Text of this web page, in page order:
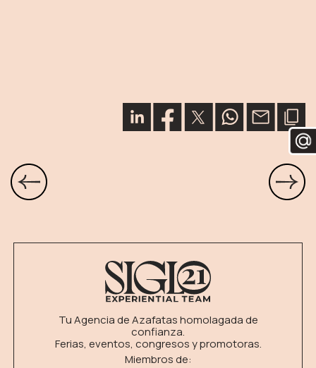
Tu Agencia de Azafatas homolagada de
confianza.
Ferias, eventos, congresos y promotoras.
Miembros de: